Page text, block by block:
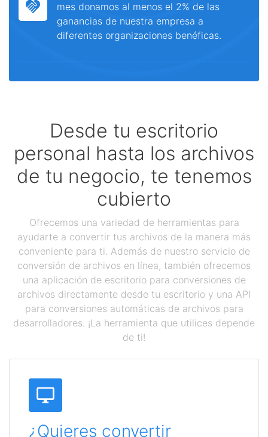
mes donamos al menos el 2% de las
ganancias de nuestra empresa a
diferentes organizaciones benéficas.
Desde tu escritorio
personal hasta los archivos
de tu negocio, te tenemos
cubierto
Ofrecemos una variedad de herramientas para
ayudarte a convertir tus archivos de la manera más
conveniente para ti. Además de nuestro servicio de
conversión de archivos en línea, también ofrecemos
una aplicación de escritorio para conversiones de
archivos directamente desde tu escritorio y una API
para conversiones automáticas de archivos para
desarrolladores. ¡La herramienta que utilices depende
de ti!
¿Quieres convertir